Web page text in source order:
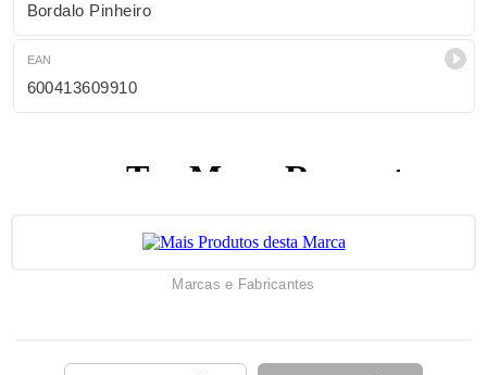
Bordalo Pinheiro
EAN
600413609910
Marcas e Fabricantes